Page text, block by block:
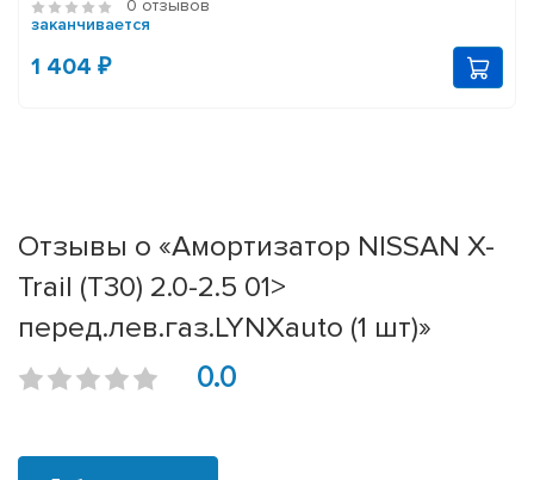
0 отзывов
заканчивается
1 404 ₽
Отзывы о «Амортизатор NISSAN X-
Trail (T30) 2.0-2.5 01>
перед.лев.газ.LYNXauto (1 шт)»
0.0